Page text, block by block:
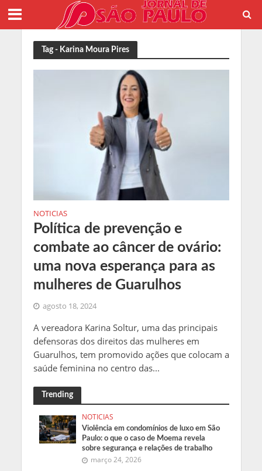
Tag - Karina Moura Pires
NOTICIAS
Política de prevenção e
combate ao câncer de ovário:
uma nova esperança para as
mulheres de Guarulhos
agosto 18, 2024
A vereadora Karina Soltur, uma das principais
defensoras dos direitos das mulheres em
Guarulhos, tem promovido ações que colocam a
saúde feminina no centro das...
Trending
NOTICIAS
Violência em condomínios de luxo em São
Paulo: o que o caso de Moema revela
sobre segurança e relações de trabalho
março 24, 2026